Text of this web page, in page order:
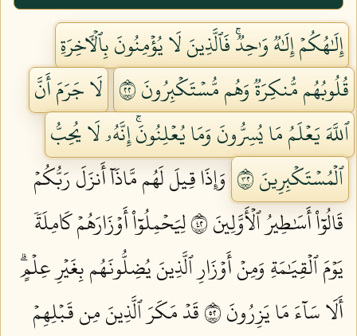
إِلَٰهُكُمۡ إِلَٰهٞ وَٰحِدٞۚ فَٱلَّذِينَ لَا يُؤۡمِنُونَ بِٱلۡأٓخِرَةِ
قُلُوبُهُم مُّنكِرَةٞ وَهُم مُّسۡتَكۡبِرُونَ ٢٢
لَا جَرَمَ أَنَّ
ٱللَّهَ يَعۡلَمُ مَا يُسِرُّونَ وَمَا يُعۡلِنُونَۚ إِنَّهُۥ لَا يُحِبُّ
ٱلۡمُسۡتَكۡبِرِينَ ٢٣
وَإِذَا قِيلَ لَهُم مَّاذَآ أَنزَلَ رَبُّكُمۡ
قَالُوٓاْ أَسَٰطِيرُ ٱلۡأَوَّلِينَ ٢٤
لِيَحۡمِلُوٓاْ أَوۡزَارَهُمۡ كَامِلَةٗ
يَوۡمَ ٱلۡقِيَٰمَةِ وَمِنۡ أَوۡزَارِ ٱلَّذِينَ يُضِلُّونَهُم بِغَيۡرِ عِلۡمٍۗ
أَلَا سَآءَ مَا يَزِرُونَ ٢٥
قَدۡ مَكَرَ ٱلَّذِينَ مِن قَبۡلِهِمۡ